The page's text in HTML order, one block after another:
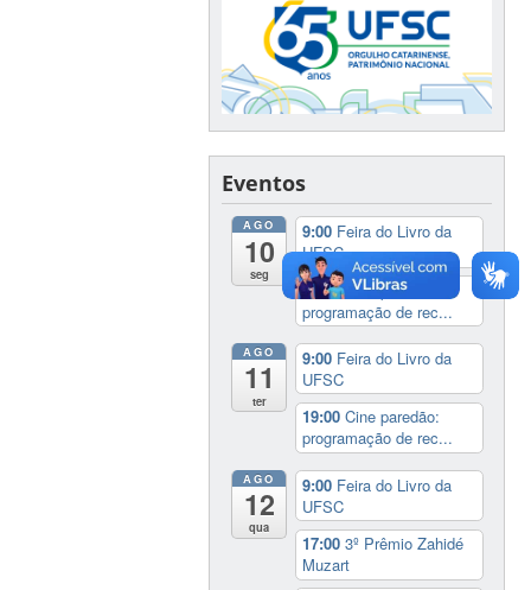
Eventos
AGO
10
seg
9:00 Feira do Livro da
UFSC
19:00 Cine paredão:
programação de rec...
AGO
11
ter
9:00 Feira do Livro da
UFSC
19:00Cine paredão:
programação de rec...
AGO
12
qua
9:00 Feira do Livro da
UFSC
17:003º Prêmio Zahidé
Muzart